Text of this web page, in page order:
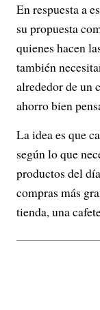
En respuesta a
su propuesta
quienes hacen
también
alrededor de un
ahorro bien
La idea es que
según lo que
productos del
compras más
tienda, una